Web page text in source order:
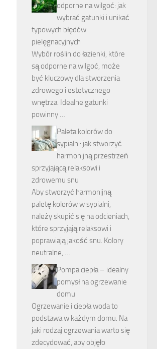
odporne na wilgoć: jak
wybrać gatunki i unikać
typowych błędów
pielęgnacyjnych
Wybór roślin do łazienki, które
są odporne na wilgoć, może
być kluczowy dla stworzenia
zdrowego i estetycznego
wnętrza. Idealne gatunki
powinny …
Paleta kolorów do
sypialni: jak stworzyć
harmonijną przestrzeń
sprzyjającą relaksowi i
zdrowemu snu
Aby stworzyć harmonijną
paletę kolorów w sypialni,
należy skupić się na odcieniach,
które sprzyjają relaksowi i
poprawiają jakość snu. Kolory
neutralne, …
Pompa ciepła – idealny
pomysł na ogrzewanie
domu
Ogrzewanie i ciepła woda to
podstawa w każdym domu. Na
jaki rodzaj ogrzewania warto się
zdecydować, aby objęło